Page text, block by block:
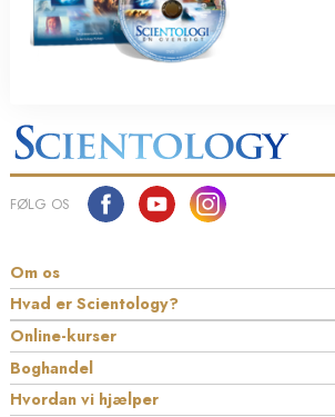
FØLG OS
Om os
Hvad er Scientology?
Online-kurser
Boghandel
Hvordan vi hjælper